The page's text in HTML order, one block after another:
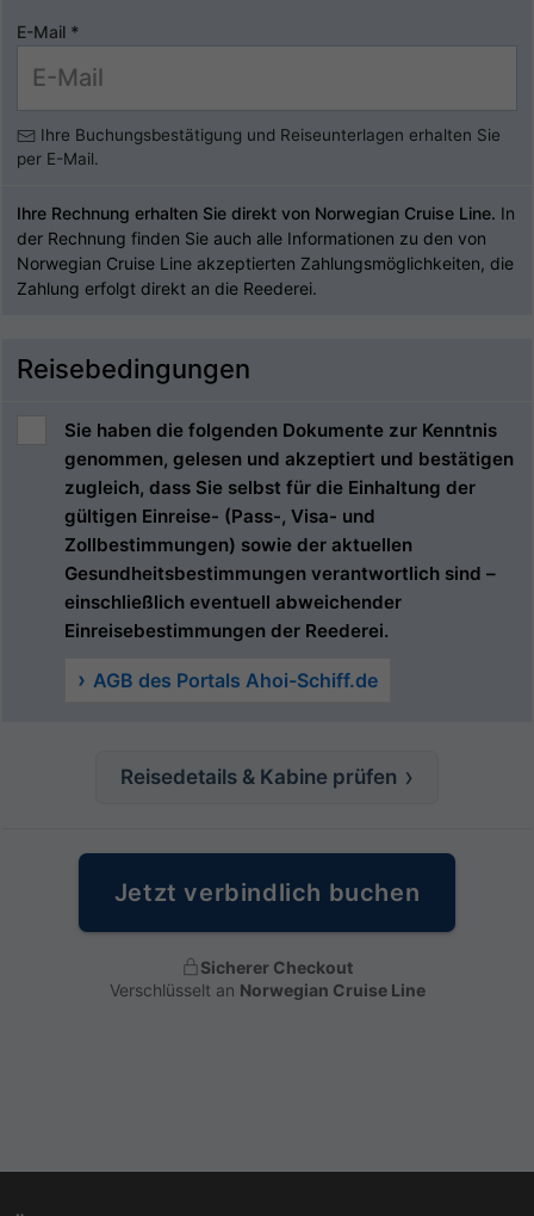
E-Mail *
Ihre Buchungsbestätigung und Reiseunterlagen erhalten Sie
per E-Mail.
Ihre Rechnung erhalten Sie direkt von Norwegian Cruise Line. In
der Rechnung finden Sie auch alle Informationen zu den von
Norwegian Cruise Line akzeptierten Zahlungsmöglichkeiten, die
Zahlung erfolgt direkt an die Reederei.
Reisebedingungen
Sie haben die folgenden Dokumente zur Kenntnis
genommen, gelesen und akzeptiert und bestätigen
zugleich, dass Sie selbst für die Einhaltung der
gültigen Einreise- (Pass-, Visa- und
Zollbestimmungen) sowie der aktuellen
Gesundheitsbestimmungen verantwortlich sind –
einschließlich eventuell abweichender
Einreisebestimmungen der Reederei.
AGB des Portals Ahoi-Schiff.de
Reisedetails & Kabine prüfen
Jetzt verbindlich buchen
Sicherer Checkout
Verschlüsselt an Norwegian Cruise Line